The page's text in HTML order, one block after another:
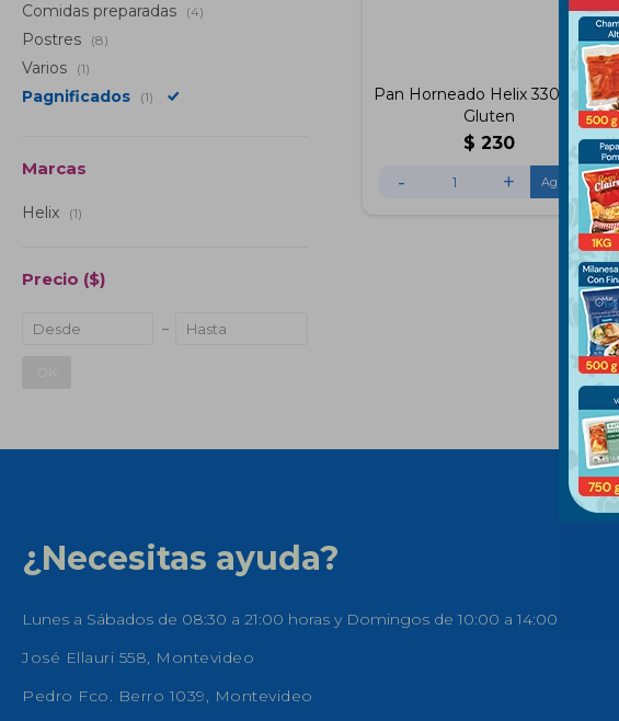
Pan Horneado Helix 330gr Sin
Gluten
$ 230
- +
Comidas preparadas (4)
Postres (8)
Varios (1)
Pagnificados (1)
Marcas
Helix (1)
Precio ($)
¿Necesitas ayuda?
Lunes a Sábados de 08:30 a 21:00 horas y Domingos de 10:00 a 14:00
José Ellauri 558, Montevideo
Pedro Fco. Berro 1039, Montevideo